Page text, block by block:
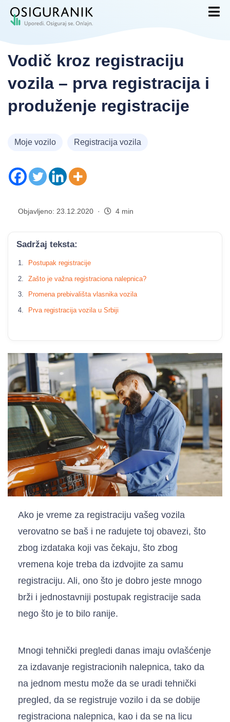
Vodič kroz registraciju
vozila – prva registracija i
produženje registracije
Moje vozilo Registracija vozila
Objavljeno: 23.12.2020 · 4 min
Sadržaj teksta:
Postupak registracije
Zašto je važna registraciona nalepnica?
Promena prebivališta vlasnika vozila
Prva registracija vozila u Srbiji
Ako je vreme za registraciju vašeg vozila
verovatno se baš i ne radujete toj obavezi, što
zbog izdataka koji vas čekaju, što zbog
vremena koje treba da izdvojite za samu
registraciju. Ali, ono što je dobro jeste mnogo
brži i jednostavniji postupak registracije sada
nego što je to bilo ranije.
Mnogi tehnički pregledi danas imaju ovlašćenje
za izdavanje registracionih nalepnica, tako da
na jednom mestu može da se uradi tehnički
pregled, da se registruje vozilo i da se dobije
registraciona nalepnica, kao i da se na licu